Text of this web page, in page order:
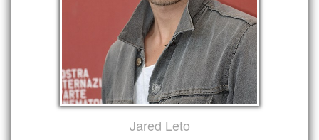
Jared Leto